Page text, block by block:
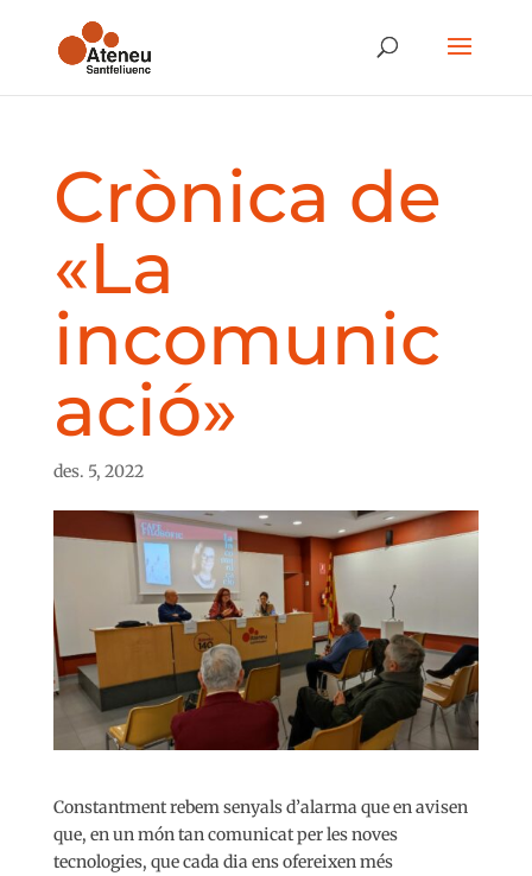
Crònica de
«La
incomunic
ació»
des. 5, 2022
Constantment rebem senyals d’alarma que en avisen
que, en un món tan comunicat per les noves
tecnologies, que cada dia ens ofereixen més